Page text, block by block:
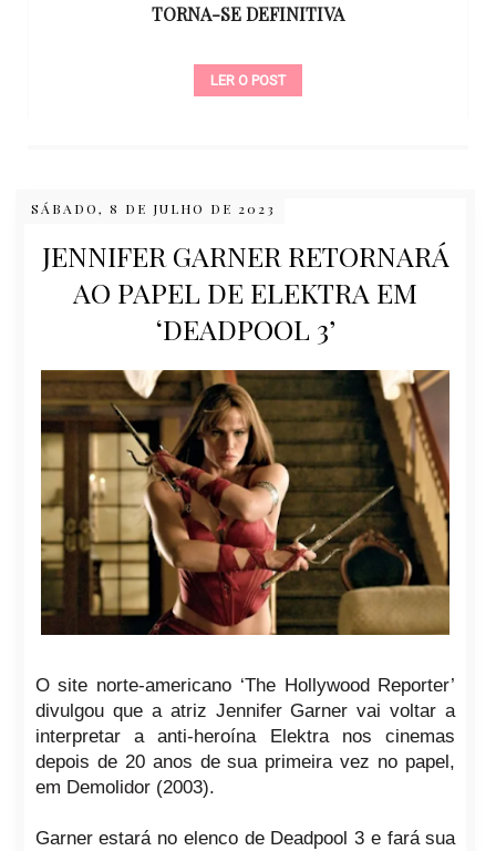
TORNA-SE DEFINITIVA
LER O POST
SÁBADO, 8 DE JULHO DE 2023
JENNIFER GARNER RETORNARÁ
AO PAPEL DE ELEKTRA EM
‘DEADPOOL 3’
O site norte-americano ‘The Hollywood Reporter’
divulgou que a atriz Jennifer Garner vai voltar a
interpretar a anti-heroína Elektra nos cinemas
depois de 20 anos de sua primeira vez no papel,
em Demolidor (2003).
Garner estará no elenco de Deadpool 3 e fará sua